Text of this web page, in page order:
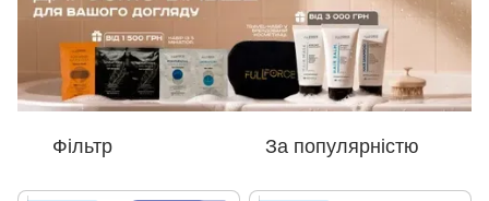
Фільтр За популярністю